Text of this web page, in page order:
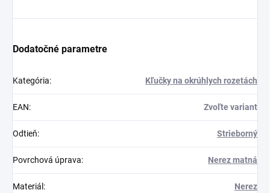
Dodatočné parametre
Kategória: Kľučky na okrúhlych rozetách
EAN: Zvoľte variant
Odtieň: Strieborný
Povrchová úprava: Nerez matná
Materiál : Nerez